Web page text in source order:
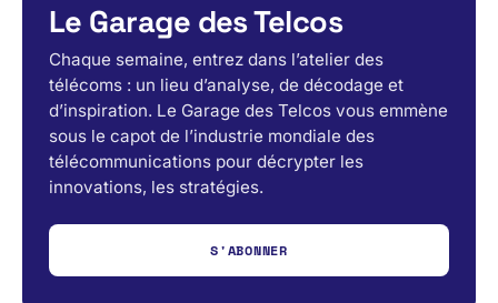
Le Garage des Telcos
Chaque semaine, entrez dans l’atelier des
télécoms : un lieu d’analyse, de décodage et
d’inspiration. Le Garage des Telcos vous emmène
sous le capot de l’industrie mondiale des
télécommunications pour décrypter les
innovations, les stratégies.
S'ABONNER